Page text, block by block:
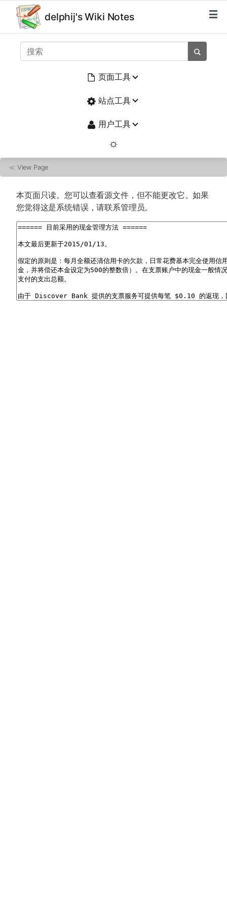
delphij's Wiki Notes
页面工具
站点工具
用户工具
≪ View Page
本页面只读。您可以查看源文件，但不能更改它。如果
您觉得这是系统错误，请联系管理员。